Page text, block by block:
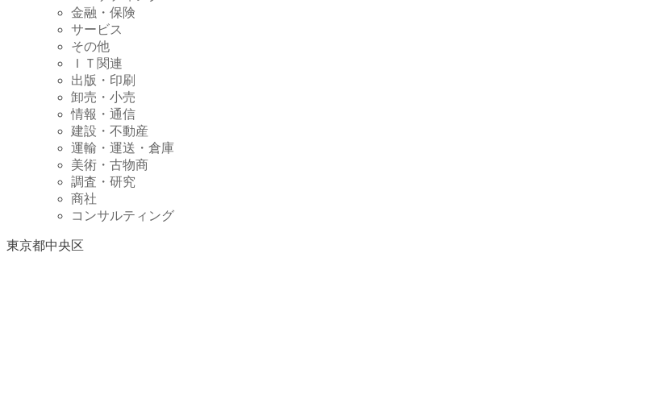
金融・保険
サービス
その他
ＩＴ関連
出版・印刷
卸売・小売
情報・通信
建設・不動産
運輸・運送・倉庫
美術・古物商
調査・研究
商社
コンサルティング
東京都中央区